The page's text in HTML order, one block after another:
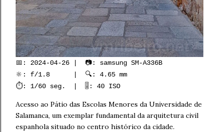
📅: 2024-04-26 | 📷: samsung SM-A336B
🔆: f/1.8 | 🔍: 4.65 mm
⏱️: 1/60 seg. | 🎚️: 40 ISO
Acesso ao Pátio das Escolas Menores da Universidade de
Salamanca, um exemplar fundamental da arquitetura civil
espanhola situado no centro histórico da cidade.